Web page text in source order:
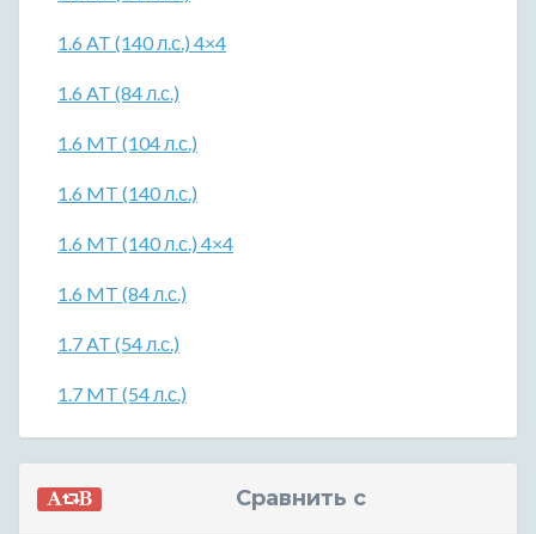
1.6 AT (140 л.с.) 4×4
1.6 AT (84 л.с.)
1.6 MT (104 л.с.)
1.6 MT (140 л.с.)
1.6 MT (140 л.с.) 4×4
1.6 MT (84 л.с.)
1.7 AT (54 л.с.)
1.7 MT (54 л.с.)
Сравнить с